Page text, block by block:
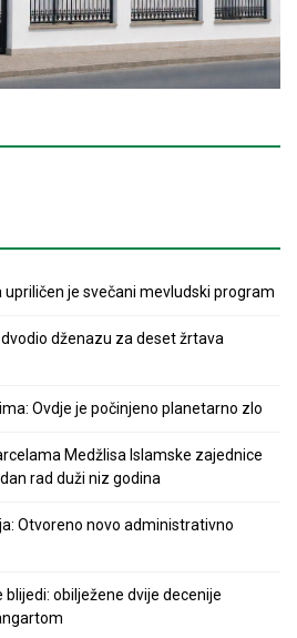
upriličen je svečani mevludski program
dženazu za deset žrtava
Ovdje je počinjeno planetarno zlo
Medžlisa Islamske zajednice
rad duži niz godina
Otvoreno novo administrativno
blijedi: obilježene dvije decenije